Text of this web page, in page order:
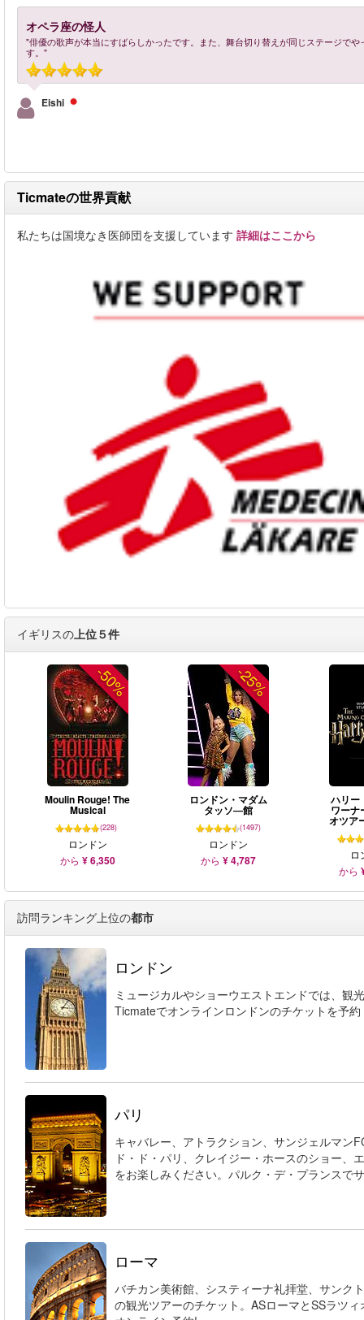
オペラ座の怪人
"俳優の歌声が本当にすばらしかったです。また、舞台切り替えが同じステージで
す。"
Eishi
Ticmateの世界貢献
私たちは国境なき医師団を支援しています 詳細はここから
イギリスの上位５件
-50%
Moulin Rouge! The
Musical
(228)
ロンドン
から ¥ 6,350
-25%
ロンドン・マダム
タッソ―館
(1497)
ロンドン
から ¥ 4,787
ハリー
ワーナ
オツア
ロ
から
訪問ランキング上位の都市
ロンドン
ミュージカルやショーウエストエンドでは、観
Ticmateでオンラインロンドンのチケットを予約
パリ
キャバレー、アトラクション、サンジェルマン
ド・ド・パリ、クレイジー・ホースのショー
をお楽しみください。パルク・デ・プランスで
ローマ
バチカン美術館、システィーナ礼拝堂、サンク
の観光ツアーのチケット。ASローマとSSラツ